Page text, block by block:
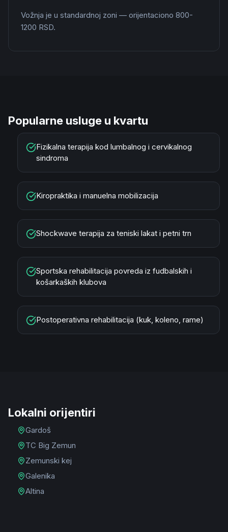
Vožnja je u standardnoj zoni — orijentaciono 800-
1200 RSD.
Popularne usluge u kvartu
Fizikalna terapija kod lumbalnog i cervikalnog
sindroma
Kiropraktika i manuelna mobilizacija
Shockwave terapija za teniski lakat i petni trn
Sportska rehabilitacija povreda iz fudbalskih i
košarkaških klubova
Postoperativna rehabilitacija (kuk, koleno, rame)
Lokalni orijentiri
Gardoš
TC Big Zemun
Zemunski kej
Galenika
Altina